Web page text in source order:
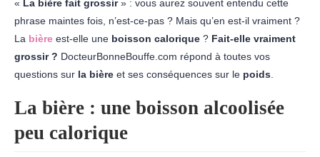
« La bière fait grossir» : vous aurez souvent entendu cette
phrase maintes fois, n’est-ce-pas ? Mais qu’en est-il vraiment ?
La bière est-elle une boisson calorique ? Fait-elle vraiment
grossir ? DocteurBonneBouffe.com répond à toutes vos
questions sur la bière et ses conséquences sur le poids
La bière : une boisson alcoolisée
peu calorique